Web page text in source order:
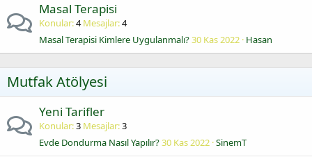
Masal Terapisi
Konular 4 Mesajlar 4
Masal Terapisi Kimlere Uygulanmalı?30 Kas 2022 Hasan
Mutfak Atölyesi
Yeni Tarifler
Konular 3 Mesajlar 3
Evde Dondurma Nasıl Yapılır?30 Kas 2022 SinemT